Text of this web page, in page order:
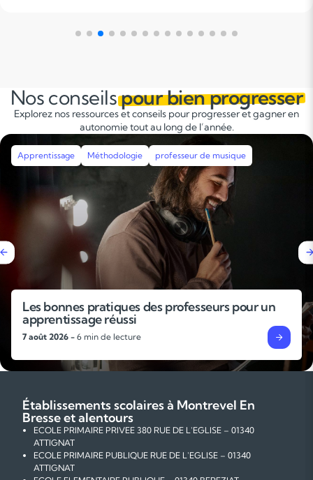
Nos conseilspour bien progresser
Explorez nos ressources et conseils pour progresser et gagner en
autonomie tout au long de l’année.
Apprentissage Méthodologie professeur de musique
Les bonnes pratiques des professeurs pour un
apprentissage réussi
7 août 2026 - 6 min de lecture
Établissements scolaires à Montrevel En
Bresse et alentours
ECOLE PRIMAIRE PRIVEE 380 RUE DE L'EGLISE – 01340
ATTIGNAT
ECOLE PRIMAIRE PUBLIQUE RUE DE L'EGLISE – 01340
ATTIGNAT